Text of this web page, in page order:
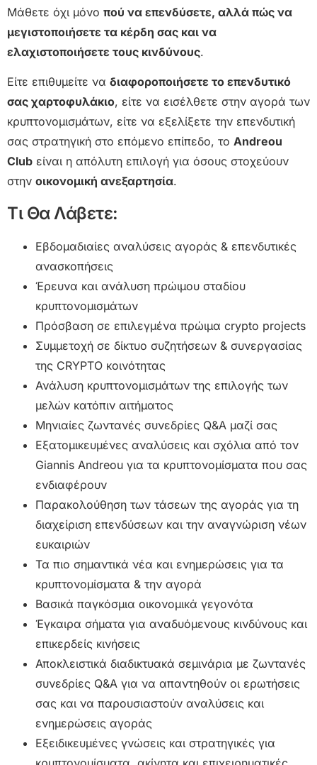
Μάθετε όχι μόνο πού να επενδύσετε, αλλά πώς να
μεγιστοποιήσετε τα κέρδη σας και να
ελαχιστοποιήσετε τους κινδύνους.
Είτε επιθυμείτε να διαφοροποιήσετε το επενδυτικό
σας χαρτοφυλάκιο, είτε να εισέλθετε στην αγορά των
κρυπτονομισμάτων, είτε να εξελίξετε την επενδυτική
σας στρατηγική στο επόμενο επίπεδο, το Andreou
Club είναι η απόλυτη επιλογή για όσους στοχεύουν
στην οικονομική ανεξαρτησία.
Τι Θα Λάβετε:
Εβδομαδιαίες αναλύσεις αγοράς & επενδυτικές
ανασκοπήσεις
Έρευνα και ανάλυση πρώιμου σταδίου
κρυπτονομισμάτων
Πρόσβαση σε επιλεγμένα πρώιμα crypto projects
Συμμετοχή σε δίκτυο συζητήσεων & συνεργασίας
της CRYPTO κοινότητας
Ανάλυση κρυπτονομισμάτων της επιλογής των
μελών κατόπιν αιτήματος
Μηνιαίες ζωντανές συνεδρίες Q&A μαζί σας
Εξατομικευμένες αναλύσεις και σχόλια από τον
Giannis Andreou για τα κρυπτονομίσματα που σας
ενδιαφέρουν
Παρακολούθηση των τάσεων της αγοράς για τη
διαχείριση επενδύσεων και την αναγνώριση νέων
ευκαιριών
Τα πιο σημαντικά νέα και ενημερώσεις για τα
κρυπτονομίσματα & την αγορά
Βασικά παγκόσμια οικονομικά γεγονότα
Έγκαιρα σήματα για αναδυόμενους κινδύνους και
επικερδείς κινήσεις
Αποκλειστικά διαδικτυακά σεμινάρια με ζωντανές
συνεδρίες Q&A για να απαντηθούν οι ερωτήσεις
σας και να παρουσιαστούν αναλύσεις και
ενημερώσεις αγοράς
Εξειδικευμένες γνώσεις και στρατηγικές για